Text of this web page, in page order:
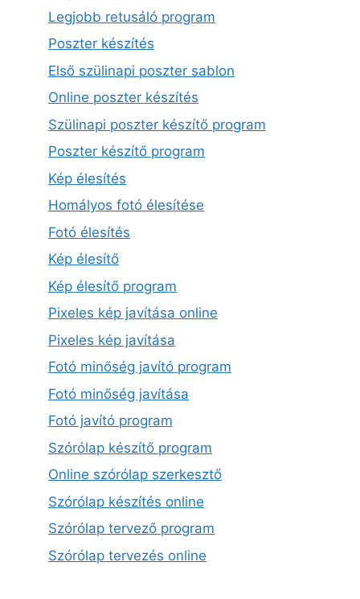
Legjobb retusáló program
Poszter készítés
Első szülinapi poszter sablon
Online poszter készítés
Szülinapi poszter készítő program
Poszter készítő program
Kép élesítés
Homályos fotó élesítése
Fotó élesítés
Kép élesítő
Kép élesítő program
Pixeles kép javítása online
Pixeles kép javítása
Fotó minőség javító program
Fotó minőség javítása
Fotó javító program
Szórólap készítő program
Online szórólap szerkesztő
Szórólap készítés online
Szórólap tervező program
Szórólap tervezés online